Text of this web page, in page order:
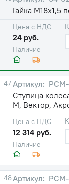
Гайка М18х1,5
Наличие
Цена с НДС
24 руб.
47
РСМ-
Ступица
М, Вектор,
Наличие
Цена с НДС
12 314 руб.
48
РСМ-